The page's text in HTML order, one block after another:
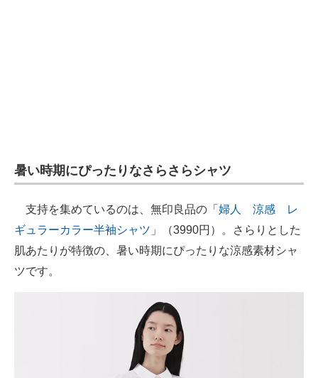
ちょっと気になるネットの話題
暑い時期にぴったりなさらさらシャツ
支持を集めているのは、無印良品の「 婦人 涼感 レ
ギュラーカラー半袖シャツ 」（3990円）。さらりとした
肌あたりが特徴の、暑い時期にぴったりな涼感素材シャ
ツです。